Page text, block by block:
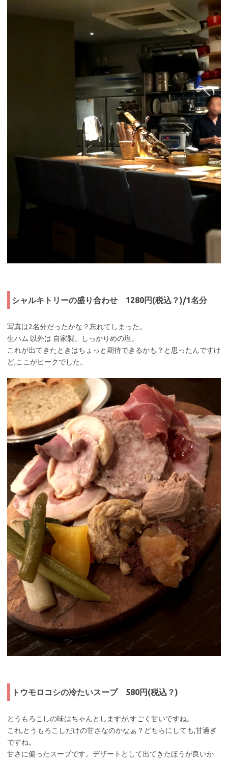
シャルキトリーの盛り合わせ 1280円(税込？)/1名分
写真は2名分だったかな？忘れてしまった。
生ハム 以外は 自家製。しっかりめの塩。
これが出てきたときはちょっと期待できるかも？と思ったんですけ
ど,ここがピークでした。
トウモロコシの冷たいスープ 580円(税込？)
とうもろこしの味はちゃんとしますが,すごく甘いですね。
これ,とうもろこしだけの甘さなのかなぁ？どちらにしても,甘過ぎ
ですね。
甘さに偏ったスープです。デザートとして出てきたほうが良いか